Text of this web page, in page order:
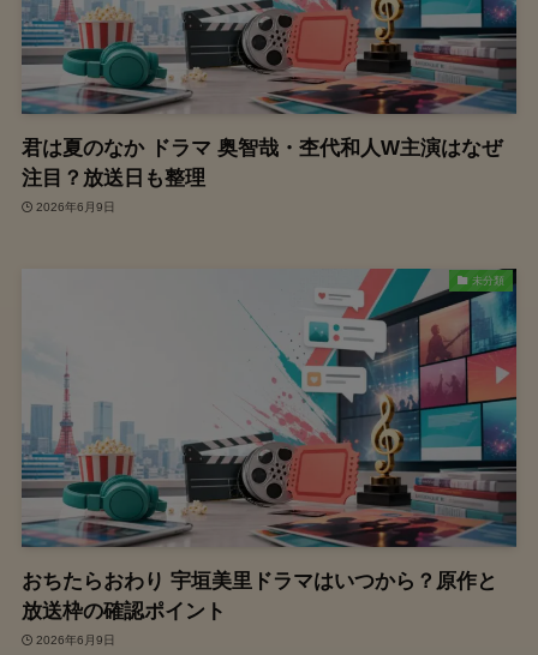
君は夏のなか ドラマ 奥智哉・杢代和人W主演はなぜ
注目？放送日も整理
2026年6月9日
未分類
おちたらおわり 宇垣美里ドラマはいつから？原作と
放送枠の確認ポイント
2026年6月9日